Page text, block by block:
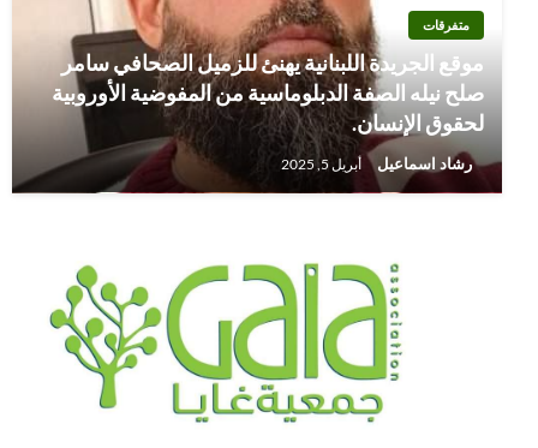
متفرقات
موقع الجريدة اللبنانية يهنئ للزميل الصحافي سامر
صلح نيله الصفة الدبلوماسية من المفوضية الأوروبية
لحقوق الإنسان.
رشاد اسماعيل أبريل 5, 2025